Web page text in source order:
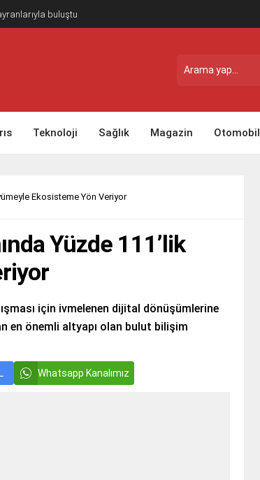
buluştu
Teknoloji Sağlık Magazin Otomobil
Ekosisteme Yön Veriyor
Yüzde 111’lik
için ivmelenen dijital dönüşümlerine
en önemli altyapı olan bulut bilişim
Whatsapp Kanalımız